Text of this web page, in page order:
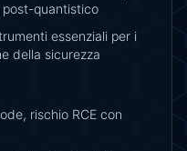
quantistico
essenziali per i
della sicurezza
rischio RCE con